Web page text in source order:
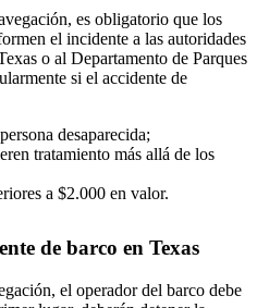
es obligatorio que los
el incidente a las autoridades
o al Departamento de Parques
si el accidente de
desaparecida;
tratamiento más allá de los
a $2.000 en valor.
de barco en Texas
el operador del barco debe